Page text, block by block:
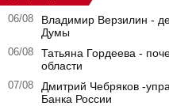
06/08
Владимир Верзилин -
Думы
06/08
Татьяна Гордеева -
области
07/08
Дмитрий Чебряков -
Банка России